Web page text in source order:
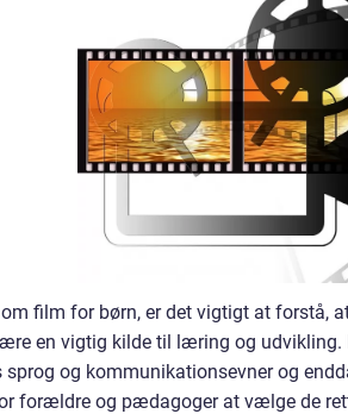
film for børn, er det vigtigt at forstå,
en vigtig kilde til læring og udvikling.
sprog og kommunikationsevner og
forældre og pædagoger at vælge de